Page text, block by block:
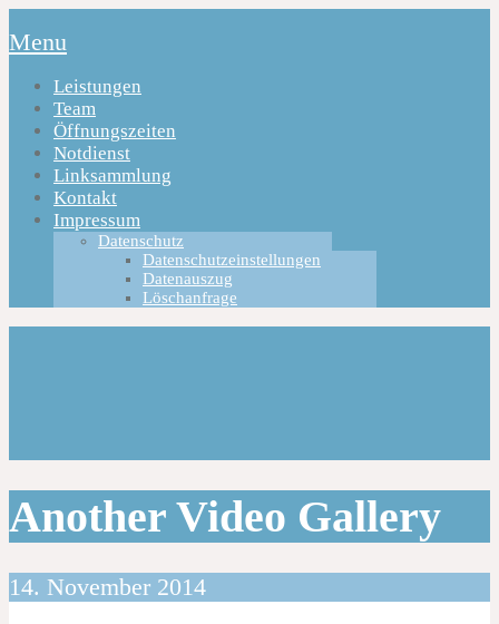
Menu
Leistungen
Team
Öffnungszeiten
Notdienst
Linksammlung
Kontakt
Impressum
Datenschutz
Datenschutzeinstellungen
Datenauszug
Löschanfrage
Another Video Gallery
14. November 2014